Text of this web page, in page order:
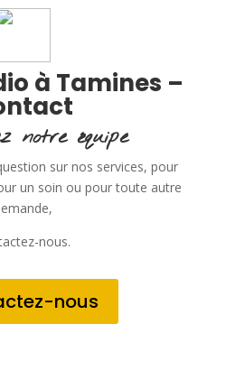
à Tamines –
notre équipe
sur nos services, pour
un soin ou pour toute autre
nous.
nous